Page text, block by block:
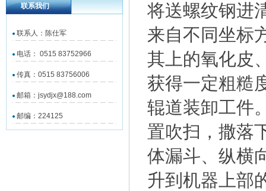
联系我们
联系人：陈仕军
电话： 0515 83752966
传真：0515 83756006
邮箱：jsydjx@188.com
邮编：224125
将送螺纹钢进
来自不同坐标
其上的氧化皮
获得一定粗糙
辊道装卸工件
置吹扫，撒落
体漏斗、纵横
升到机器上部